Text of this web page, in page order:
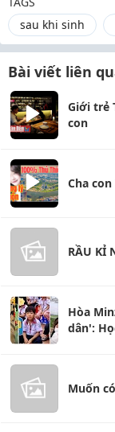
sau khi sinh
Bài viết liên
Giới trẻ
con
Cha
RẦU KỈ
Hòa
dân':
Muốn